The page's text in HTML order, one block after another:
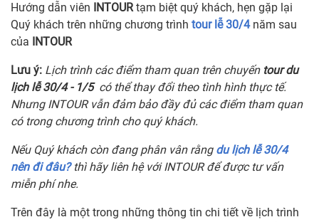
Hướng dẫn viên INTOURtạm biệt quý khách, hẹn gặp lại
Quý khách trên những chương trình tour lễ 30/4năm sau
của INTOUR
Lưu ý: Lịch trình các điểm tham quan trên chuyến tour du
lịch lễ 30/4 - 1/5 có thể thay đổi theo tình hình thực tế.
Nhưng INTOUR vẫn đảm bảo đầy đủ các điểm tham quan
có trong chương trình cho quý khách.
Nếu Quý khách còn đang phân vân rằng du lịch lễ 30/4
nên đi đâu?thì hãy liên hệ với INTOUR để được tư vấn
miễn phí nhe.
Trên đây là một trong những thông tin chi tiết về lịch trình